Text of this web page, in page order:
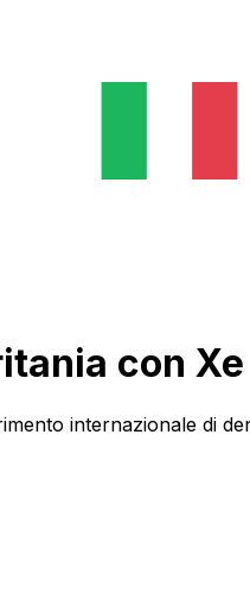
con Xe
internazionale di